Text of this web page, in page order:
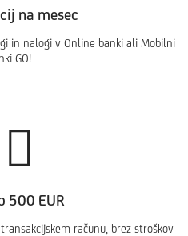
na mesec
in nalogi v Online banki ali Mobilni
GO!
500 EUR
računu, brez stroškov